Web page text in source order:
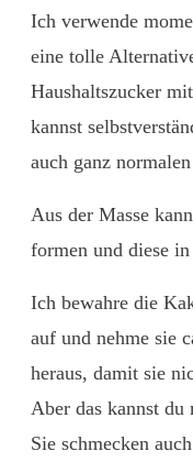
Ich verwende
eine tolle
Haushaltszucker
kannst
auch ganz
Aus der Masse
formen und diese
Ich bewahre die
auf und nehme sie
heraus, damit sie
Aber das kannst du
Sie schmecken